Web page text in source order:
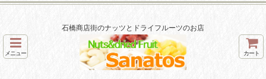
石橋商店街のナッツとドライフルーツのお店
メニュー カート